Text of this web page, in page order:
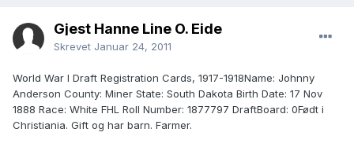
Gjest Hanne Line O. Eide
Skrevet Januar 24, 2011
World War I Draft Registration Cards, 1917-1918Name: Johnny
Anderson County: Miner State: South Dakota Birth Date: 17 Nov
1888 Race: White FHL Roll Number: 1877797 DraftBoard: 0Født i
Christiania. Gift og har barn. Farmer.